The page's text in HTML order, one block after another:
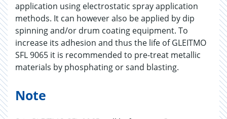
application using electrostatic spray application
methods. It can however also be applied by dip
spinning and/or drum coating equipment. To
increase its adhesion and thus the life of GLEITMO
SFL 9065 it is recommended to pre-treat metallic
materials by phosphating or sand blasting.
Note